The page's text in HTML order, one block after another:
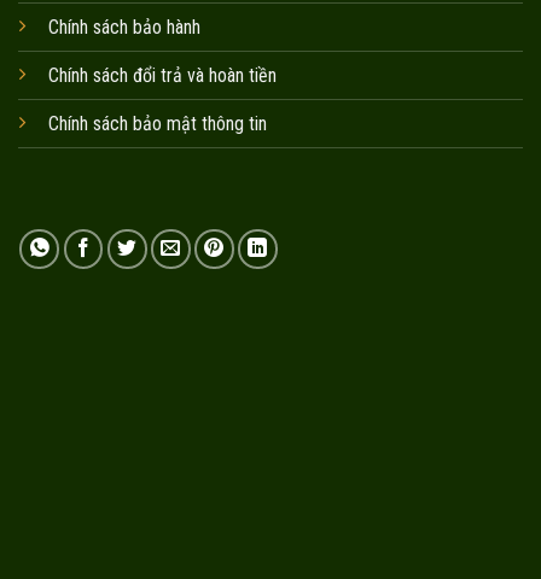
Chính sách bảo hành
Chính sách đổi trả và hoàn tiền
Chính sách bảo mật thông tin